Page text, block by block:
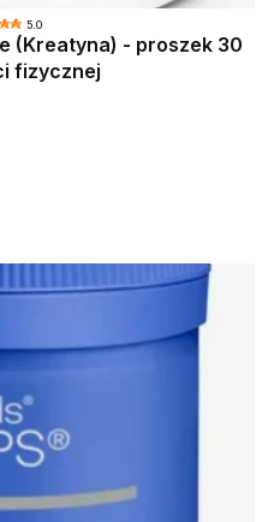
5.0
(Kreatyna) - proszek 30
fizycznej